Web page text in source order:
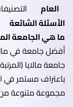
العام
الأسئلة الشائعة
ما هي الجامعة
باعتراف مستمر في
مجموعة متنوعة من